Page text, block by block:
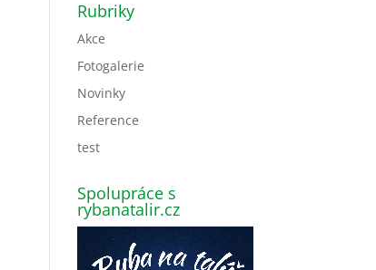
Rubriky
Akce
Fotogalerie
Novinky
Reference
test
Spolupráce s
rybanatalir.cz